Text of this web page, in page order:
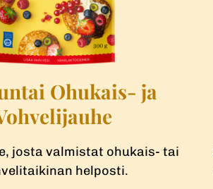
Ohukais- ja
josta valmistat ohukais- tai
helposti.